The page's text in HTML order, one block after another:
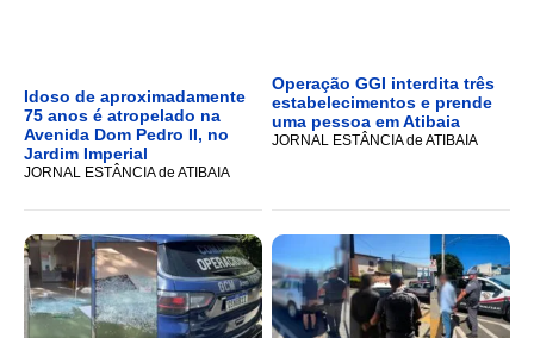
Idoso de aproximadamente
75 anos é atropelado na
Avenida Dom Pedro II, no
Jardim Imperial
JORNAL ESTÂNCIA de ATIBAIA
Operação GGI interdita três
estabelecimentos e prende
uma pessoa em Atibaia
JORNAL ESTÂNCIA de ATIBAIA